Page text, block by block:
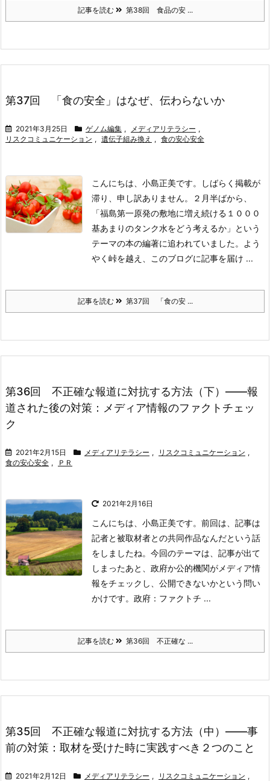
記事を読む 第38回 食品の安 ...
第37回 「食の安全」はなぜ、伝わらないか
2021年3月25日 ゲノム編集 , メディアリテラシー ,
リスクコミュニケーション , 遺伝子組み換え , 食の安心安全
こんにちは、小島正美です。しばらく掲載が
滞り、申し訳ありません。２月半ばから、
「福島第一原発の敷地に増え続ける１０００
基あまりのタンク水をどう考えるか」という
テーマの本の編著に追われていました。よう
やく峠を越え、このブログに記事を届け ...
記事を読む 第37回 「食の安 ...
第36回 不正確な報道に対抗する方法（下）――報
道された後の対策：メディア情報のファクトチェッ
ク
2021年2月15日 メディアリテラシー , リスクコミュニケーション ,
食の安心安全 , ＰＲ
2021年2月16日
こんにちは、小島正美です。前回は、記事は
記者と被取材者との共同作品なんだという話
をしましたね。今回のテーマは、記事が出て
しまったあと、政府か公的機関がメディア情
報をチェックし、公開できないかという問い
かけです。 政府：ファクトチ ...
記事を読む 第36回 不正確な ...
第35回 不正確な報道に対抗する方法（中）――事
前の対策：取材を受けた時に実践すべき２つのこと
2021年2月12日 メディアリテラシー , リスクコミュニケーション ,